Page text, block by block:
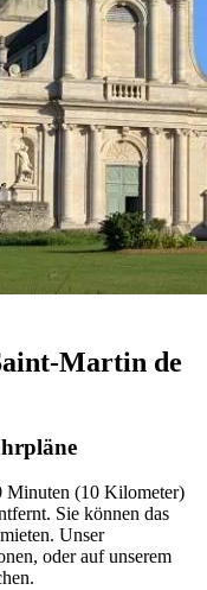
Martin de
Minuten (10 Kilometer)
Sie können das
mieten. Unser
oder auf unserem